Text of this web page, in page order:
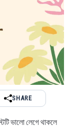
SHARE
ভালো লেগে থাকলে